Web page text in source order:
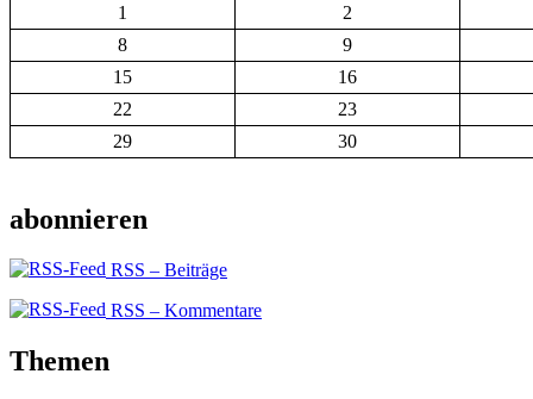
1
2
8
9
15
16
22
23
29
30
abonnieren
RSS – Beiträge
RSS – Kommentare
Themen